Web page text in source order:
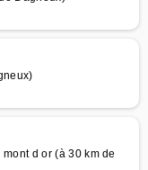
d or (à 30 km de